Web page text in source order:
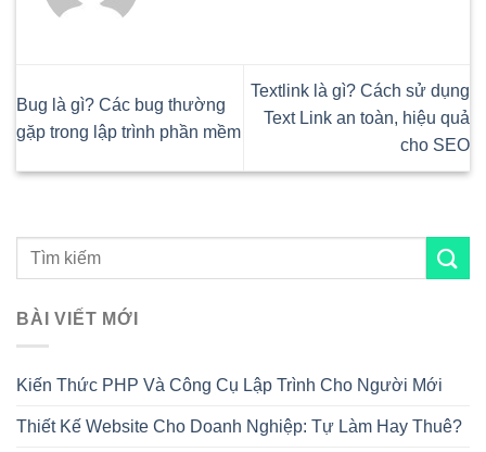
Bug là gì? Các bug thường
gặp trong lập trình phần mềm
Textlink là gì? Cách sử dụng
Text Link an toàn, hiệu quả
cho SEO
BÀI VIẾT MỚI
Kiến Thức PHP Và Công Cụ Lập Trình Cho Người Mới
Thiết Kế Website Cho Doanh Nghiệp: Tự Làm Hay Thuê?